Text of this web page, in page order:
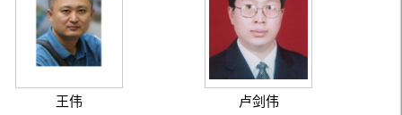
王伟 卢剑伟